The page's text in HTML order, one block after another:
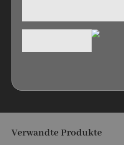
Verwandte Produkte